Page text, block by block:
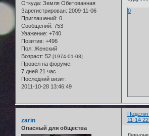
Откуда: Земля Обетованная
Зарегистрирован: 2009-11-06
Приглашений: 0
Сообщений: 753
Уважение: +740
Позитив: +496
Пол: Женский
Возраст: 52 [1974-01-08]
Провел на форуме:
7 дней 21 час
Последний визит:
2011-10-28 13:46:49
0
11-14
zarin
Опасный для общества